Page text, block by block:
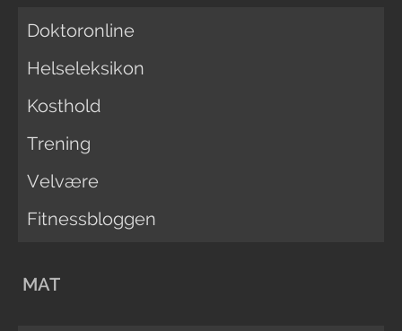
Doktoronline
Helseleksikon
Kosthold
Trening
Velvære
Fitnessbloggen
MAT